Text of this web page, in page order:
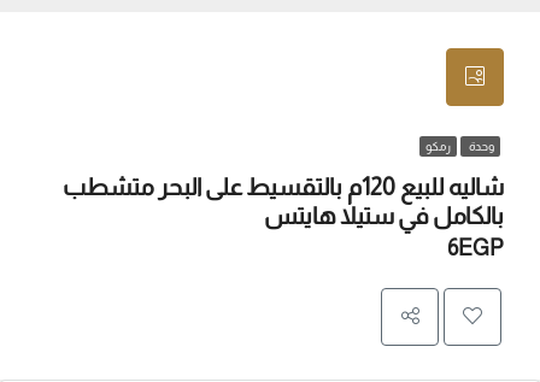
وحدة رمكو
شاليه للبيع 120م بالتقسيط على البحر متشطب
بالكامل في ستيلا هايتس
6EGP